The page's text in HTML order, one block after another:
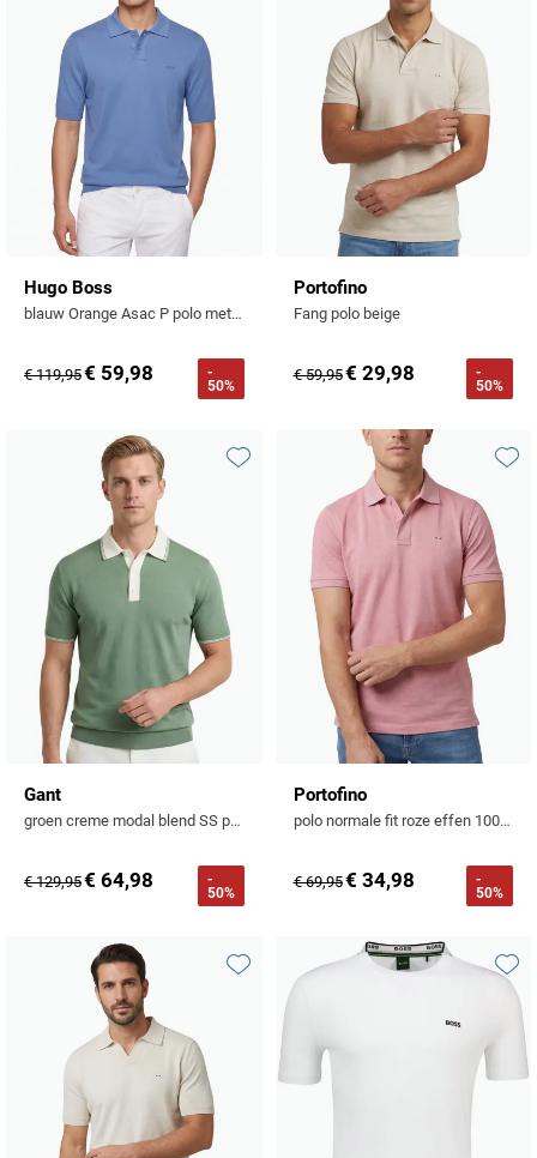
Hugo Boss
blauw Orange Asac P polo met boord
€ 119,95€ 59,98
-
50%
Portofino
Fang polo beige
€ 59,95€ 29,98
-
50%
Gant
groen creme modal blend SS polo korte mouwen
€ 129,95€ 64,98
-
50%
Toevoegen aan favorieten
Portofino
polo normale fit roze effen 100% katoen
€ 69,95€ 34,98
-
50%
Toevoegen aan favorieten